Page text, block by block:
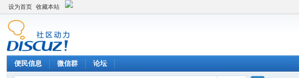
设为首页 收藏本站
便民信息 微信群 论坛